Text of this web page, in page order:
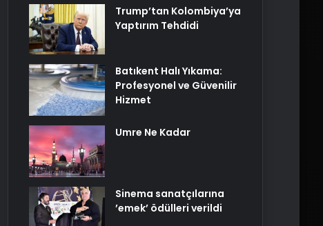
Trump’tan Kolombiya’ya
Yaptırım Tehdidi
Batıkent Halı Yıkama:
Profesyonel ve Güvenilir
Hizmet
Umre Ne Kadar
Sinema sanatçılarına
’emek’ ödülleri verildi